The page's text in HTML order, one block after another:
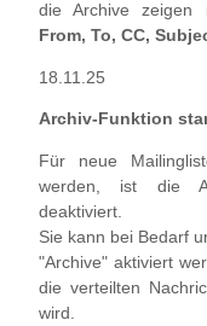
die Archive zeigen
From, To, CC,
18.11.25
Archiv-Funktion
Für neue
werden, ist die
deaktiviert.
Sie kann bei Bedarf
"Archive" aktiviert
die verteilten
wird.